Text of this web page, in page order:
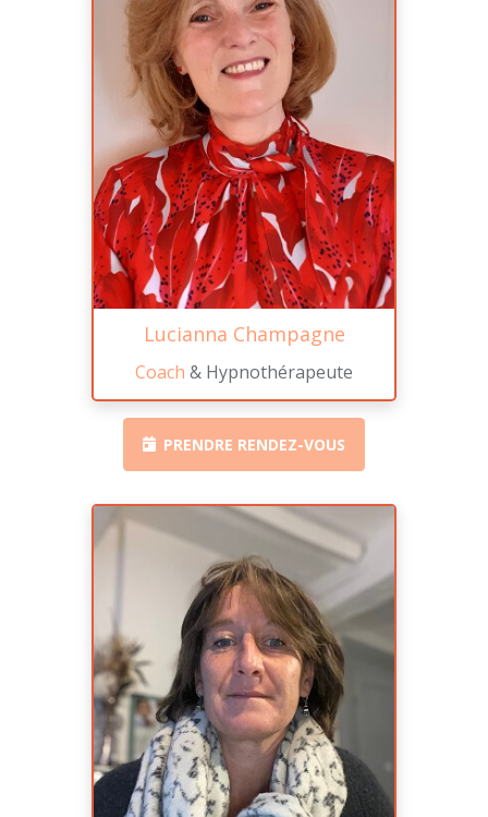
Lucianna Champagne
Coach & Hypnothérapeute
PRENDRE RENDEZ-VOUS